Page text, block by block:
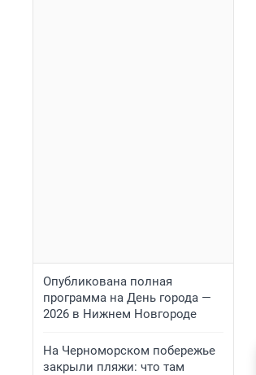
Опубликована полная
программа на День города —
2026 в Нижнем Новгороде
На Черноморском побережье
закрыли пляжи: что там